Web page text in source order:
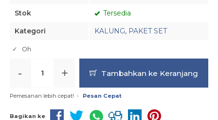
Stok Tersedia
Kategori KALUNG, PAKET SET
Oh
- + Tambahkan ke Keranjang
Pemesanan lebih cepat! Pesan Cepat
Bagikan ke